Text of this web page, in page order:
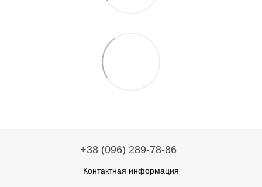
+38 (096) 289-78-86
Контактная информация